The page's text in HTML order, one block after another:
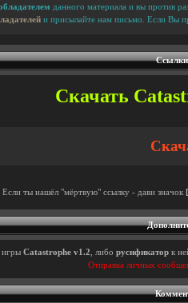
данного материала и вы против
и присылайте нам письмо. Если Вы
Ссылки
Скачать
Если ты нашёл "мёртвую" ссылку - дави значок
игры Catastrophe v1.2 , либо русификатор к
Отправка личных